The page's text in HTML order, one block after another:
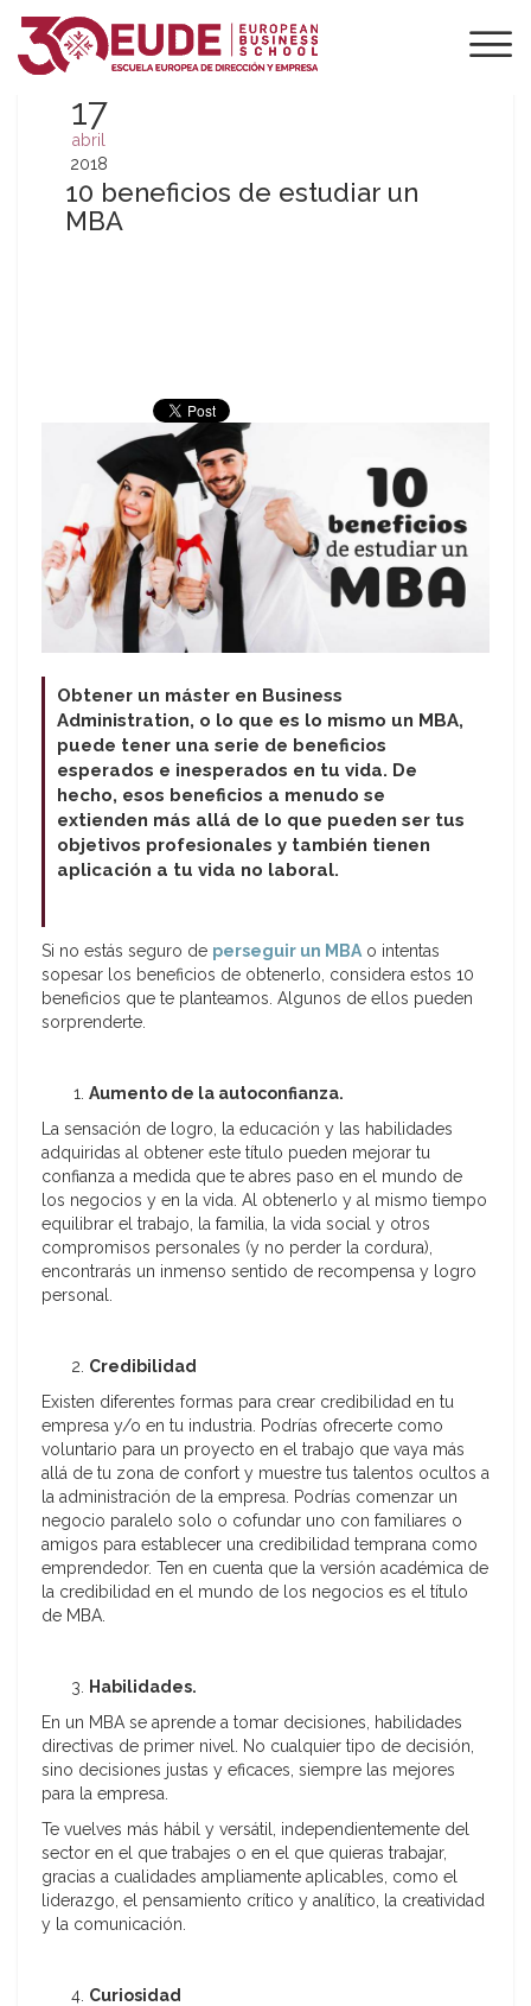
17
abril
2018
10 beneficios de estudiar un
MBA
Obtener un máster en Business
Administration, o lo que es lo mismo un MBA,
puede tener una serie de beneficios
esperados e inesperados en tu vida. De
hecho, esos beneficios a menudo se
extienden más allá de lo que pueden ser tus
objetivos profesionales y también tienen
aplicación a tu vida no laboral.
Si no estás seguro de perseguir un MBA o intentas
sopesar los beneficios de obtenerlo, considera estos 10
beneficios que te planteamos. Algunos de ellos pueden
sorprenderte.
Aumento de la autoconfianza.
La sensación de logro, la educación y las habilidades
adquiridas al obtener este título pueden mejorar tu
confianza a medida que te abres paso en el mundo de
los negocios y en la vida. Al obtenerlo y al mismo tiempo
equilibrar el trabajo, la familia, la vida social y otros
compromisos personales (y no perder la cordura),
encontrarás un inmenso sentido de recompensa y logro
personal.
Credibilidad
Existen diferentes formas para crear credibilidad en tu
empresa y/o en tu industria. Podrías ofrecerte como
voluntario para un proyecto en el trabajo que vaya más
allá de tu zona de confort y muestre tus talentos ocultos a
la administración de la empresa. Podrías comenzar un
negocio paralelo solo o cofundar uno con familiares o
amigos para establecer una credibilidad temprana como
emprendedor. Ten en cuenta que la versión académica de
la credibilidad en el mundo de los negocios es el título
de MBA.
Habilidades.
En un MBA se aprende a tomar decisiones, habilidades
directivas de primer nivel. No cualquier tipo de decisión,
sino decisiones justas y eficaces, siempre las mejores
para la empresa.
Te vuelves más hábil y versátil, independientemente del
sector en el que trabajes o en el que quieras trabajar,
gracias a cualidades ampliamente aplicables, como el
liderazgo, el pensamiento crítico y analítico, la creatividad
y la comunicación.
Curiosidad